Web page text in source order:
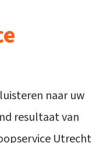
naar uw
resultaat van
Utrecht